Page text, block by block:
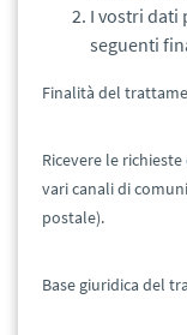
I vostri dati
seguenti
Finalità del
Ricevere le
vari canali di
postale).
Base giuridica del